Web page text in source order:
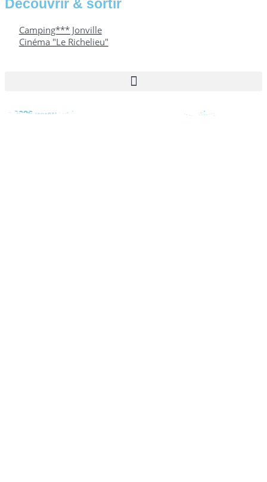
Découvrir & sortir
Camping*** Jonville
Cinéma "Le Richelieu"
© 2026 www.reville.fr - Une réalisation R Dynamics